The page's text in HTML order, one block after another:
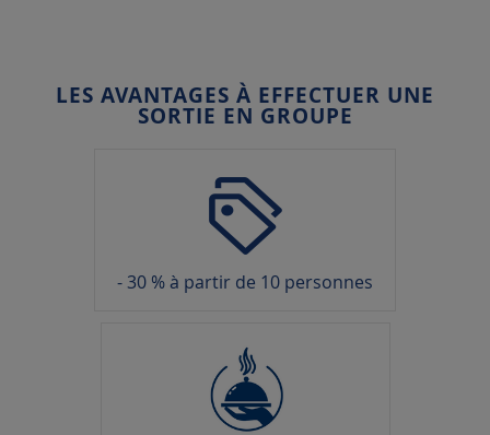
LES AVANTAGES À EFFECTUER UNE
SORTIE EN GROUPE
- 30 % à partir de 10 personnes